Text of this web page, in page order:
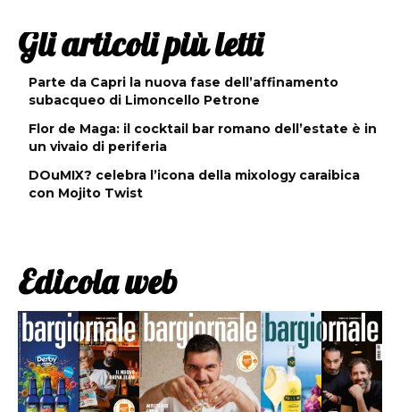
Gli articoli più letti
Parte da Capri la nuova fase dell’affinamento
subacqueo di Limoncello Petrone
Flor de Maga: il cocktail bar romano dell’estate è in
un vivaio di periferia
DOuMIX? celebra l’icona della mixology caraibica
con Mojito Twist
Edicola web